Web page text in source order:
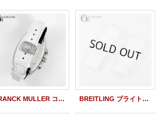
FRANCK MULLER コンキスタドール クロノ キング 8005CC KING 尾錠 バックル アフターダイヤ加工 BREITLING ブライトリング 純正 ラバーベルト 白 ホワイト ベントレーGT等に適応